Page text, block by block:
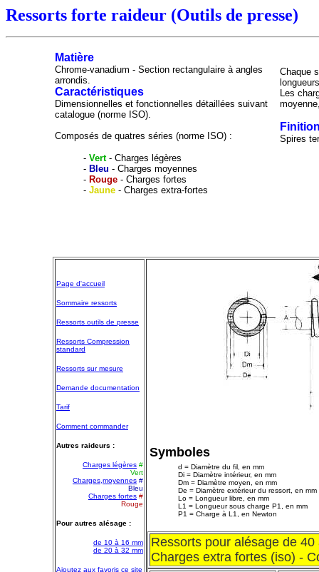
Ressorts forte raideur (Outils de presse)
Matière
Chrome-vanadium - Section rectangulaire à angles
arrondis.
Caractéristiques
Dimensionnelles et fonctionnelles détaillées suivant
catalogue (norme ISO).
Composés de quatres séries (norme ISO) :
- Vert - Charges légères
- Bleu - Charges moyennes
- Rouge - Charges fortes
- Jaune - Charges extra-fortes
Chaque
Les
Spires
Page d'accueil
Sommaire ressorts
Ressorts outils de presse
Ressorts Compression
standard
Ressorts sur mesure
Demande documentation
Tarif
Comment commander
Autres raideurs :
Charges légères #
Vert
Charges,moyennes #
Bleu
Charges fortes #
Rouge
Pour autres alésage :
de 10 à 16 mm
de 20 à 32 mm
Ajoutez aux favoris ce site
Symboles
d = Diamètre du fil, en mm
Di = Diamètre intérieur, en mm
Dm = Diamètre moyen, en mm
De = Diamètre extérieur du ressort, en mm
Lo = Longueur libre, en mm
L1 = Longueur sous charge P1, en mm
P1 = Charge à L1, en Newton
Ressorts pour alésage de 40
Charges extra fortes (iso) -